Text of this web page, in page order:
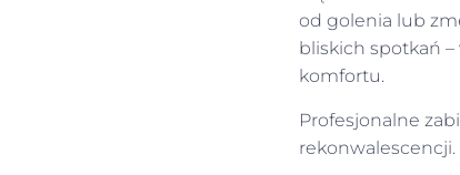
od golenia lub
bliskich spotkań
komfortu.
Profesjonalne
rekonwalescencji.